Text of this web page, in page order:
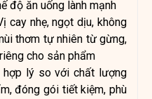
độ ăn uống lành mạnh
cay nhẹ, ngọt dịu, không
thơm tự nhiên từ gừng,
cho sản phẩm
hợp lý so với chất lượng
đóng gói tiết kiệm, phù